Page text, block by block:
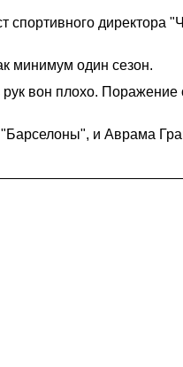
директора
минимум один сезон.
вон плохо. Поражение
и Аврама